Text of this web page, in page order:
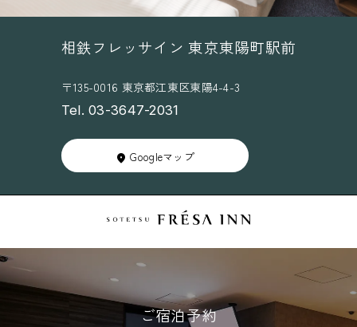
相鉄フレッサイン 東京東陽町駅前
〒135-0016 東京都江東区東陽4-4-3
Tel. 03-3647-2031
Googleマップ
ご宿泊予約